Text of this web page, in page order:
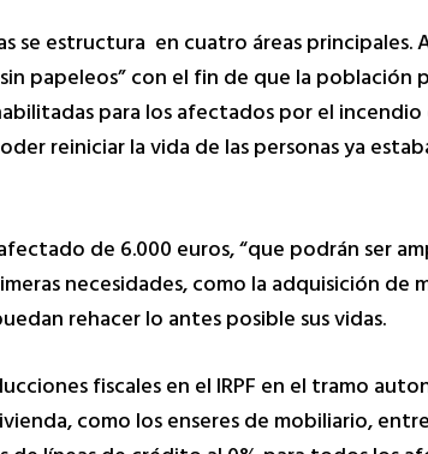
estructura en cuatro áreas principales.
papeleos” con el fin de que la
para los afectados por el
reiniciar la vida de las personas ya
de 6.000 euros, “que podrán ser
necesidades, como la adquisición
rehacer lo antes posible sus vidas.
fiscales en el IRPF en el tramo
como los enseres de mobiliario,